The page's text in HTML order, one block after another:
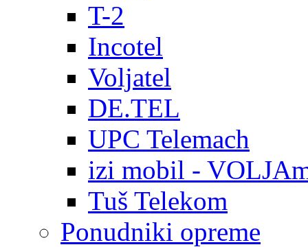
T-2
Incotel
Voljatel
DE.TEL
UPC Telemach
izi mobil -
Tuš Telekom
Ponudniki opreme